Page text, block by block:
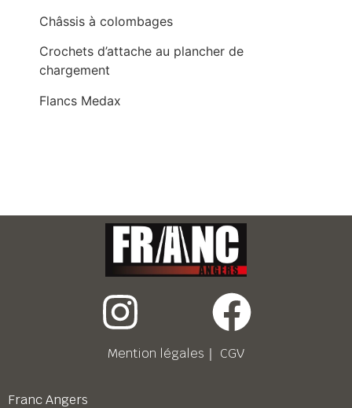
Châssis à colombages
Crochets d’attache au plancher de
chargement
Flancs Medax
Mention légales ｜ CGV
Franc Angers